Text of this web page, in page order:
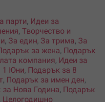
парти, Идеи за
, Творчество и
, За един, За трима, За
за жена, Подарък
компания, Идеи за
1 Юни, Подарък за 8
, Подарък за имен ден,
Нова Година, Подарък
Целогодишно